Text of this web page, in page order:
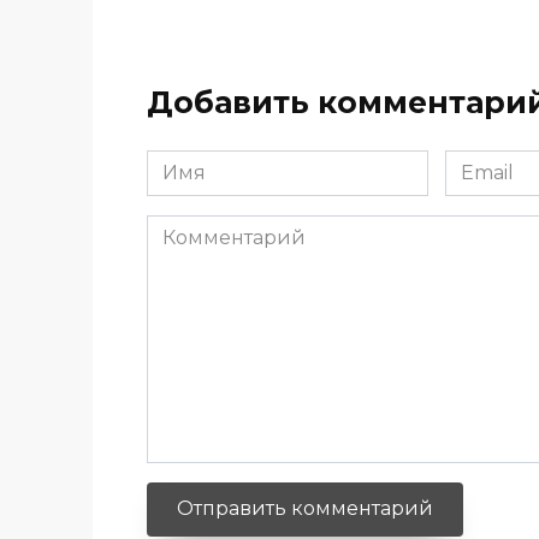
Добавить
Имя
*
Email
*
Комментарий